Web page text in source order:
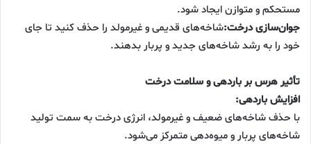
مستحکم و متوازن ایجاد شود.
جوان‌سازی درخت:شاخه‌های قدیمی و غیرمولد را حذف کنید تا جای
خود را به رشد شاخه‌های جدید و پربار بدهند.
تأثیر هرس بر باردهی و سلامت درخت
افزایش باردهی:
با حذف شاخه‌های ضعیف و غیرمولد، انرژی درخت به سمت تولید
شاخه‌های پربار و میوه‌دهی متمرکز می‌شود.